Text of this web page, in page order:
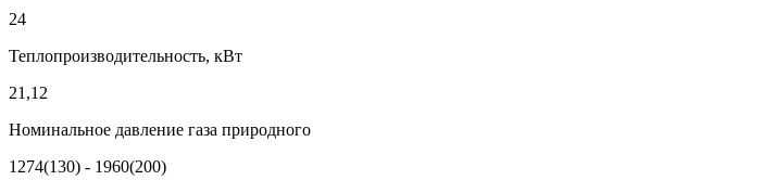
24
Теплопроизводительность, кВт
21,12
Номинальное давление газа природного
1274(130) - 1960(200)